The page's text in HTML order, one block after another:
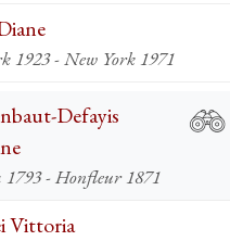
1923 - New York 1971
Defayis
- Honfleur 1871
Vittoria